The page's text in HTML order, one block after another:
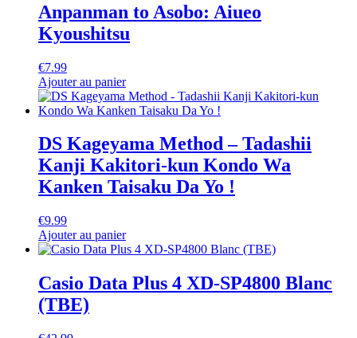
Anpanman to Asobo: Aiueo
Kyoushitsu
€7.99
Ajouter au panier
DS Kageyama Method – Tadashii
Kanji Kakitori-kun Kondo Wa
Kanken Taisaku Da Yo !
€9.99
Ajouter au panier
Casio Data Plus 4 XD-SP4800 Blanc
(TBE)